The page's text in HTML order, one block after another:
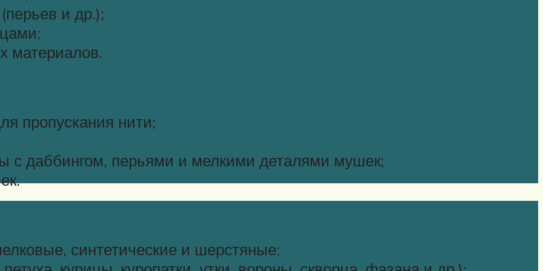
и др.);
материалов.
пропускания нити;
с даббингом, перьями и мелкими деталями мушек;
синтетические и шерстяные;